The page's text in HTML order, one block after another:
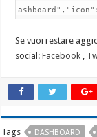
Se vuoi restare
social:Facebook
Tags DASHBOARD